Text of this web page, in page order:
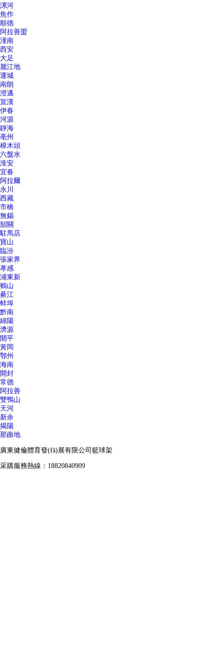
漯河
焦作
順德
阿拉善盟
潼南
西安
大足
麗江地
運城
南朗
澄邁
宣漢
伊春
河源
靜海
亳州
樟木頭
六盤水
淮安
宜春
阿拉爾
永川
西藏
市橋
無錫
韶關
駐馬店
寶山
臨汾
張家界
孝感
浦東新
鶴山
綦江
蚌埠
黔南
綿陽
濟源
開平
黃岡
鄂州
海南
開封
常德
阿拉善
雙鴨山
天河
新余
揭陽
那曲地
廣東健倫體育發(fā)展有限公司籃球架
采購服務熱線：18820840909